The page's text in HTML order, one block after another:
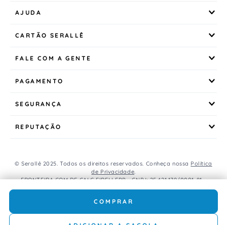
COMPRAR
AJUDA
CARTÃO SERALLÊ
FALE COM A GENTE
PAGAMENTO
SEGURANÇA
REPUTAÇÃO
© Serallê 2025. Todos os direitos reservados. Conheça nossa Política
de Privacidade.
FRONTEIRA COM DE CALC EIRELI EPP - CNPJ: 25.421.179/0001-81 -
Avenida Brasil, 456, Centro, CEP: 85.851-000, Foz do Iguaçu, PR, Brasil.
válido é o do carrinho de compras.